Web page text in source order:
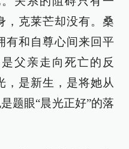
，克莱芒却没有。桑
有和自尊心间来回平
父亲走向死亡的反
，是新生，是将她从
题眼“晨光正好”的落